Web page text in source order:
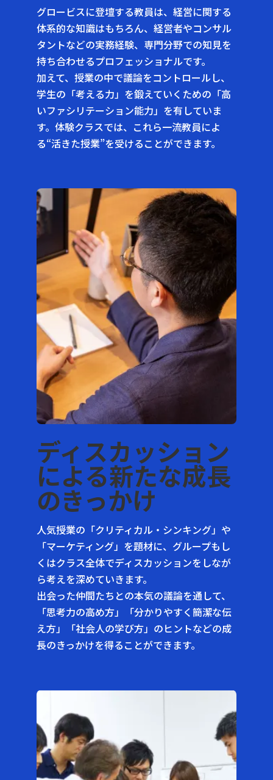
グロービスに登壇する教員は、経営に関する
体系的な知識はもちろん、経営者やコンサル
タントなどの実務経験、専門分野での知見を
持ち合わせるプロフェッショナルです。
加えて、授業の中で議論をコントロールし、
学生の「考える力」を鍛えていくための「高
いファシリテーション能力」を有していま
す。体験クラスでは、これら一流教員によ
る“活きた授業”を受けることができます。
ディスカッション
による新たな成長
のきっかけ
人気授業の「クリティカル・シンキング」や
「マーケティング」を題材に、グループもし
くはクラス全体でディスカッションをしなが
ら考えを深めていきます。
出会った仲間たちとの本気の議論を通して、
「思考力の高め方」「分かりやすく簡潔な伝
え方」「社会人の学び方」のヒントなどの成
長のきっかけを得ることができます。